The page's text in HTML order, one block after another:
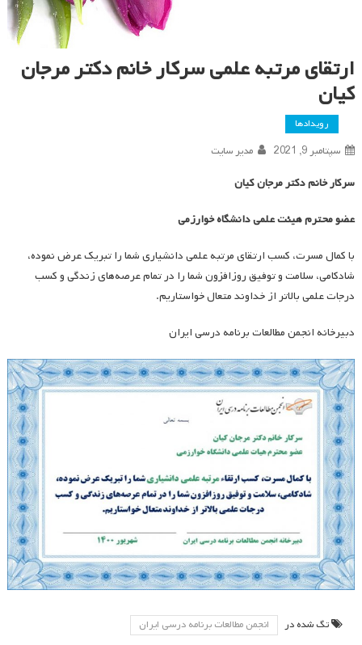
ارتقای مرتبه علمی سرکار خانم دکتر مرجان
کیان
رویدادها
سپتامبر 9, 2021 مدیر سایت
سرکار خانم دکتر مرجان کیان
عضو محترم هیئت علمی دانشگاه خوارزمی
با کمال مسرت، کسب ارتقای مرتبه علمی دانشیاری شما را تبریک عرض نموده،
شادکامی، سلامت و توفیق روزافزون شما را در تمام عرصه‌­های زندگی و کسب
درجات علمی بالاتر از خداوند متعال خواستاریم.
دبیرخانه انجمن مطالعات برنامه درسی ایران
تگ شده در انجمن مطالعات برنامه درسی ایران